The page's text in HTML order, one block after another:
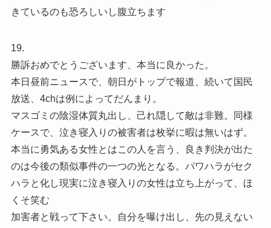
きているのも恐ろしいし腹立ちます
19.
勝訴おめでとうございます、本当に良かった。
本日昼前ニュースで、朝日がトップで報道、続いて国民
放送、4chは例によってだんまり。
マスゴミの陰湿体質丸出し、己れ隠して敵は非難。同様
ケースで、泣き寝入りの被害者は枚挙に暇は無いはず。
本当に勇気ある女性とはこの人を言う、良き判決が出た
のは今後の類似事件の一つの光となる。パワハラがセク
ハラと化し現実に泣き寝入りの女性は立ち上がって、ほ
くそ笑む
加害者と戦って下さい。自分を曝け出し、先の見えない